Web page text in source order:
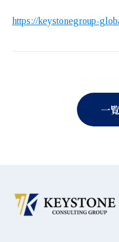
https://keystonegroup-
一